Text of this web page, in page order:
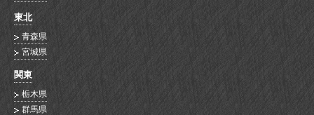
東北
青森県
宮城県
関東
栃木県
群馬県